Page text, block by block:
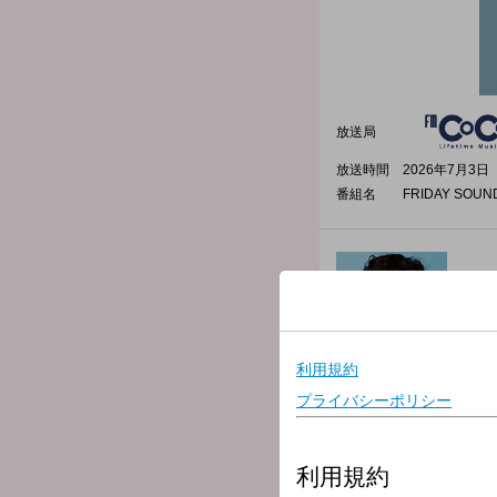
放送局
放送時間
2026年7月3日
番組名
FRIDAY
光永亮太の「FRIDAY